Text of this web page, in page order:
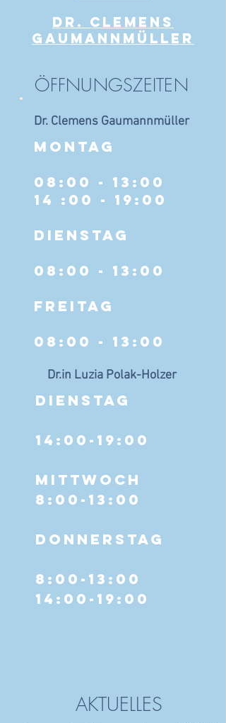
Dr. Clemens
Gaumannmüller
ÖFFNUNGSZEITEN
Dr. Clemens Gaumannmüller
Montag
08:00 - 13:00
14 :00 - 19:00
Dienstag
08:00 - 13:00
Freitag
08:00 - 13:00
Dr.in Luzia Polak-Holzer
DIENSTAG
14:00-19:00
Mittwoch
8:00-13:00
Donnerstag
8:00-13:00
14:00-19:00
AKTUELLES